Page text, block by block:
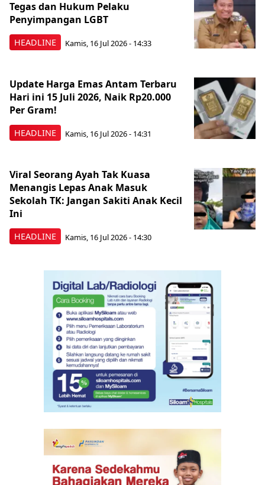
HEADLINE
Tegas dan Hukum Pelaku
Penyimpangan LGBT
Kamis, 16 Jul 2026 - 14:33
HEADLINE
Update Harga Emas Antam Terbaru
Hari ini 15 Juli 2026, Naik Rp20.000
Per Gram!
Kamis, 16 Jul 2026 - 14:31
HEADLINE
Viral Seorang Ayah Tak Kuasa
Menangis Lepas Anak Masuk
Sekolah TK: Jangan Sakiti Anak Kecil
Ini
Kamis, 16 Jul 2026 - 14:30